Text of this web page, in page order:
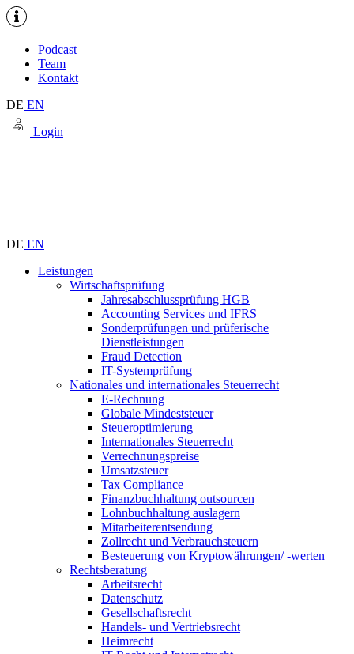
Podcast
Team
Kontakt
DE EN
Login
DE EN
Leistungen
Wirtschaftsprüfung
Jahresabschlussprüfung HGB
Accounting Services und IFRS
Sonderprüfungen und prüferische
Dienstleistungen
Fraud Detection
IT-Systemprüfung
Nationales und internationales Steuerrecht
E-Rechnung
Globale Mindeststeuer
Steueroptimierung
Internationales Steuerrecht
Verrechnungspreise
Umsatzsteuer
Tax Compliance
Finanzbuchhaltung outsourcen
Lohnbuchhaltung auslagern
Mitarbeiterentsendung
Zollrecht und Verbrauchsteuern
Besteuerung von Kryptowährungen/ -werten
Rechtsberatung
Arbeitsrecht
Datenschutz
Gesellschaftsrecht
Handels- und Vertriebsrecht
Heimrecht